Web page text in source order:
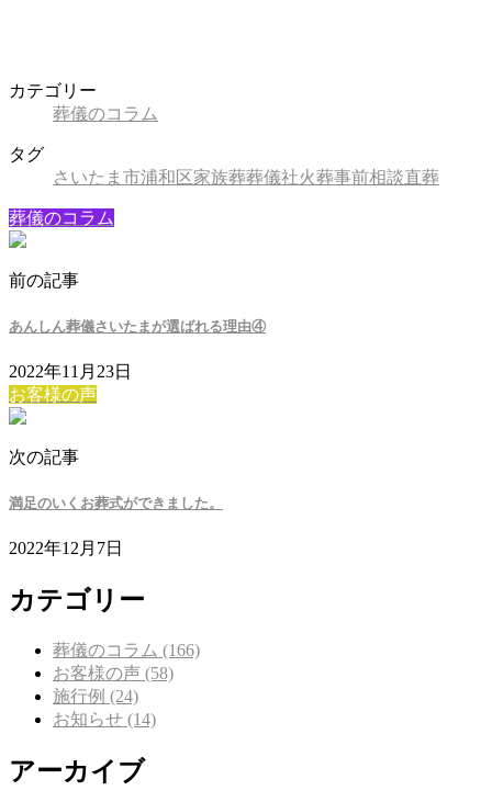
カテゴリー
葬儀のコラム
タグ
さいたま市浦和区家族葬葬儀社火葬事前相談直葬
葬儀のコラム
前の記事
あんしん葬儀さいたまが選ばれる理由④
2022年11月23日
お客様の声
次の記事
満足のいくお葬式ができました。
2022年12月7日
カテゴリー
葬儀のコラム (166)
お客様の声 (58)
施行例 (24)
お知らせ (14)
アーカイブ